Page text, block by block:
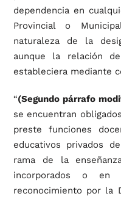
dependencia en
Provincial o
naturaleza de la
aunque la relación
estableciera mediante
“(Segundo párrafo
se encuentran
preste funciones
educativos privados
rama de la
incorporados o en
reconocimiento por la